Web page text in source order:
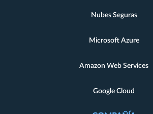
Nubes Seguras
Microsoft Azure
Amazon Web Services
Google Cloud